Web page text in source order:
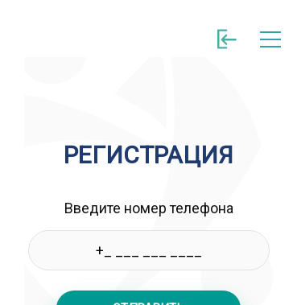
РЕГИСТРАЦИЯ
Введите номер телефона